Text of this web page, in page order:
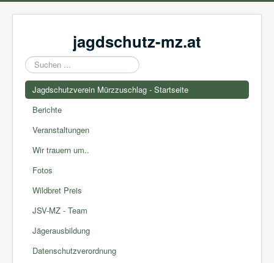
jagdschutz-mz.at
Suchen
...
Jagdschutzverein Mürzzuschlag - Startseite
Berichte
Veranstaltungen
Wir trauern um..
Fotos
Wildbret Preis
JSV-MZ - Team
Jägerausbildung
Datenschutzverordnung